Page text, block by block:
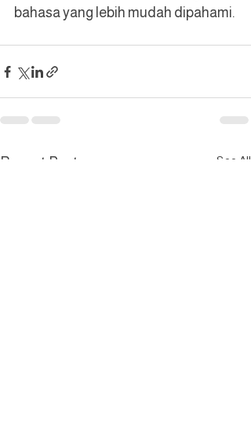
bahasa yang lebih mudah dipahami.
Recent Posts See All